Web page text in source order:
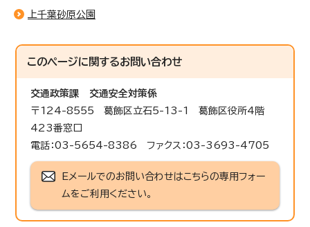
上千葉砂原公園
このページに関するお問い合わせ
交通政策課
交通安全対策係
〒124-8555 葛飾区立石5-13-1 葛飾区役所4階
423番窓口
電話：03-5654-8386 ファクス：03-3693-4705
Eメールでのお問い合わせはこちらの専用フォー
ムをご利用ください。